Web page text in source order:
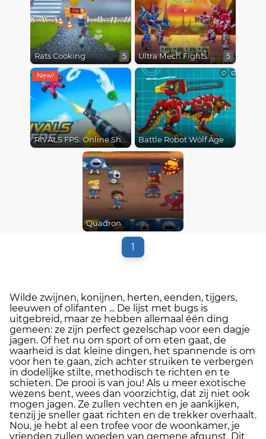
Rats Cooking 5 Ultra Mech Fights 5
RIVALS FPS: Online Shooter Battle Robot Wolf Age
Quadron
1
Wilde zwijnen, konijnen, herten, eenden, tijgers,
leeuwen of olifanten ... De lijst met bugs is
uitgebreid, maar ze hebben allemaal één ding
gemeen: ze zijn perfect gezelschap voor een dagje
jagen. Of het nu om sport of om eten gaat, de
waarheid is dat kleine dingen, het spannende is om
voor hen te gaan, zich achter struiken te verbergen
in dodelijke stilte, methodisch te richten en te
schieten. De prooi is van jou! Als u meer exotische
wezens bent, wees dan voorzichtig, dat zij niet ook
mogen jagen. Ze zullen vechten en je aankijken,
tenzij je sneller gaat richten en de trekker overhaalt.
Nou, je hebt al een trofee voor de woonkamer, je
vrienden zullen woeden van gemene afgunst. Dit